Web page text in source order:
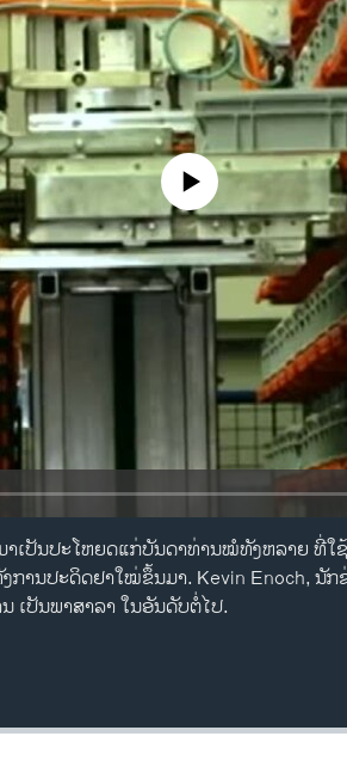
No media source currently
ເປັນ​ປະ​ໂຫຍດ​ແກ່​ບັນດາ​ທ່ານໝໍທັງຫລາຍ ທີ່ໃ
ານປະດິດຢາ​ໃໝ່ຂຶ້ນມາ. Kevin Enoch, ນັກ​
ເປັນພາສາລາ ​ໃນ​ອັນ​ດັບ​ຕໍ່​ໄປ.